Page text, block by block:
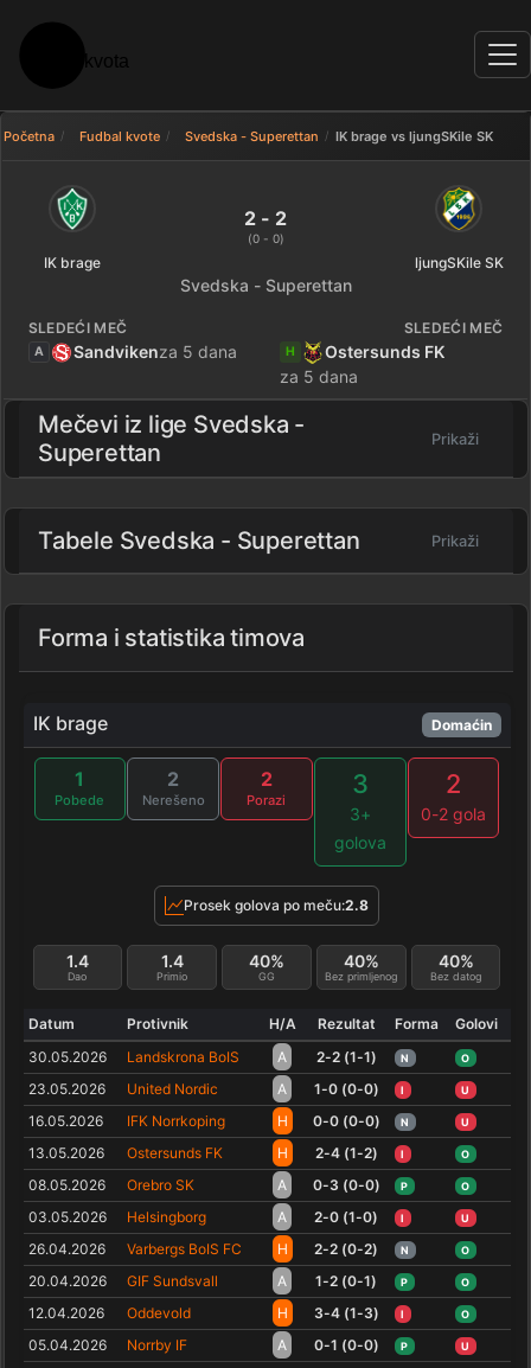
Početna Fudbal kvote Svedska - Superettan IK brage vs ljungSKile SK
IK brage 2 - 2 ljungSKile SK —
IK brage
2 - 2
(0 - 0)
ljungSKile SK
Svedska - Superettan
SLEDEĆI MEČ
A Sandvikenza 5 dana
SLEDEĆI MEČ
H
Ostersunds FK
za 5 dana
Mečevi iz lige Svedska -
Superettan
Prikaži
Tabele Svedska - Superettan Prikaži
Forma i statistika timova
IK brage Domaćin
1
Pobede
2
Nerešeno
2
Porazi
3
3+
golova
2
0-2 gola
Prosek golova po meču:2.8
Dao
1.4
Primio
1.4
GG
40%
Bez primljenog
40%
Bez datog
40%
Datum Protivnik H/A Rezultat Forma
Golovi
30.05.2026
Landskrona BoIS A 2-2 (1-1) N O
23.05.2026 United Nordic A 1-0 (0-0) I U
16.05.2026 IFK Norrkoping H 0-0 (0-0) N U
13.05.2026 Ostersunds FK H 2-4 (1-2) I O
08.05.2026 Orebro SK A 0-3 (0-0) P O
03.05.2026 Helsingborg A 2-0 (1-0) I U
26.04.2026 Varbergs BoIS FC H 2-2 (0-2) N O
20.04.2026 GIF Sundsvall A 1-2 (0-1) P O
12.04.2026 Oddevold H 3-4 (1-3) I O
05.04.2026 Norrby IF A 0-1 (0-0) P U